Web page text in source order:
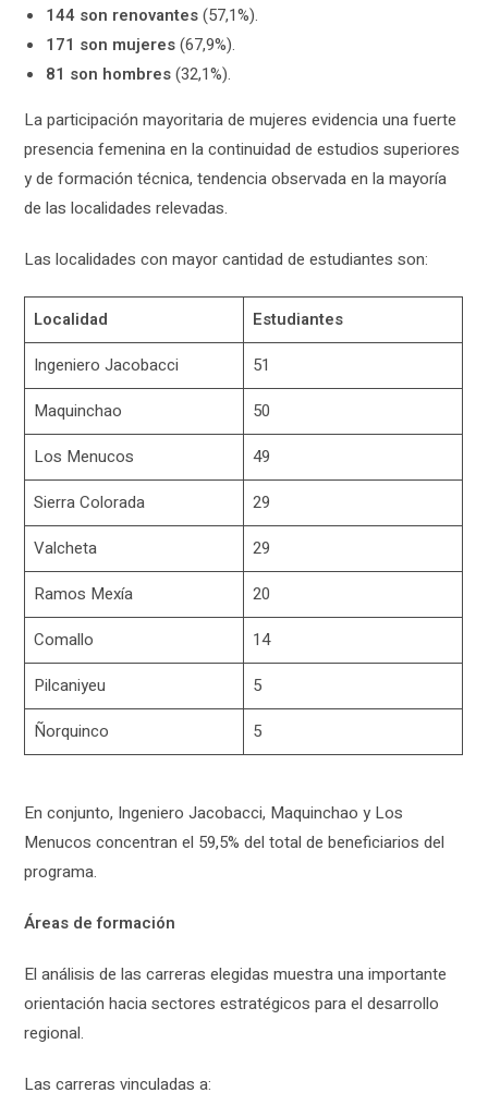
144 son renovantes(57,1%).
171 son mujeres(67,9%).
81 son hombres(32,1%).
La participación mayoritaria de mujeres evidencia una fuerte
presencia femenina en la continuidad de estudios superiores
y de formación técnica, tendencia observada en la mayoría
de las localidades relevadas.
Las localidades con mayor cantidad de estudiantes son:
Localidad
Estudiantes
Ingeniero Jacobacci
51
Maquinchao
50
Los Menucos
49
Sierra Colorada
29
Valcheta
29
Ramos Mexía
20
Comallo
14
Pilcaniyeu
5
Ñorquinco
5
En conjunto, Ingeniero Jacobacci, Maquinchao y Los
Menucos concentran el 59,5% del total de beneficiarios del
programa.
Áreas de formación
El análisis de las carreras elegidas muestra una importante
orientación hacia sectores estratégicos para el desarrollo
regional.
Las carreras vinculadas a: